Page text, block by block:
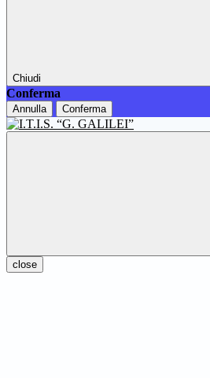
Chiudi
Conferma
Annulla Conferma
close